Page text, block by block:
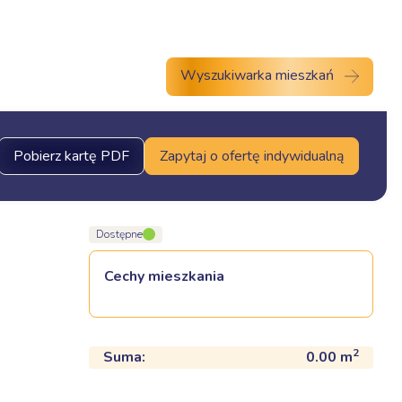
Wyszukiwarka mieszkań
Pobierz kartę PDF Zapytaj o ofertę indywidualną
Dostępne
Cechy mieszkania
Suma: 0.00 m2